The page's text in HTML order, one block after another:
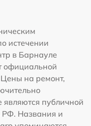
истечении
в Барнауле
официальной
Цены на ремонт,
являются публичной
РФ. Названия и